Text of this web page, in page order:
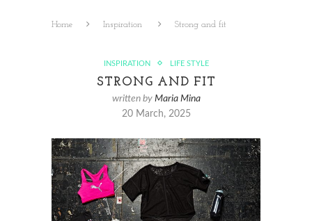
Home Inspiration Strong and fit
INSPIRATION LIFE STYLE
STRONG AND FIT
written by Maria Mina
20 March, 2025